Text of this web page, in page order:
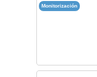
Monitorización